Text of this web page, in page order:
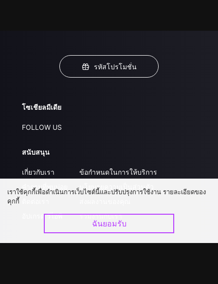
รหัสโปรโมชั่น
โซเชียลมีเดีย
FOLLOW US
สนับสนุน
เกี่ยวกับเรา
คำถามที่พบบ่อย
อัปเกรด วีไอพี
ข้อกำหนดในการให้บริการ
นโยบายความเป็นส่วนตัว
ร่วมงานกับเรา
เราใช้คุกกี้เพื่อดำเนินการเว็บไซต์นี้และปรับปรุงการใช้งาน รายละเอียดของ
คุกกี้
ฉันยอมรับ